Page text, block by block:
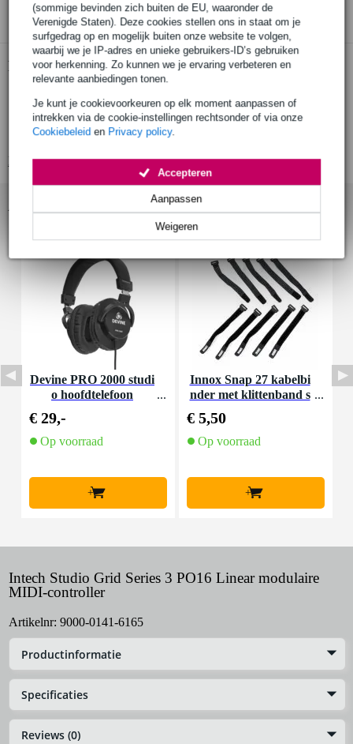
(sommige bevinden zich buiten de EU, waaronder de
Verenigde Staten). Deze cookies stellen ons in staat om je
surfgedrag op en mogelijk buiten onze website te volgen,
waarbij we je IP-adres en unieke gebruikers-ID’s gebruiken
voor herkenning. Zo kunnen we je ervaring verbeteren en
relevante aanbiedingen tonen.
Je kunt je cookievoorkeuren op elk moment aanpassen of
intrekken via de cookie-instellingen rechtsonder of via onze
Cookiebeleid en Privacy policy.
Weigeren
Aanpassen
Accepteren
Start de check
Productinformatie
modulaire MIDI-controller
functionaliteit instelbaar en te scripten met LUA
Bekijk alle productspecificaties
Devine PRO 2000 studi
o hoofdtelefoon
€ 29,-
Op voorraad
+
Innox Snap 27 kabelbi
nder met klittenband s
€ 5,50
Op voorraad
+
Intech Studio Grid Series 3 PO16 Linear modulaire
MIDI-controller
Artikelnr: 9000-0141-6165
Productinformatie
Specificaties
Reviews (0)